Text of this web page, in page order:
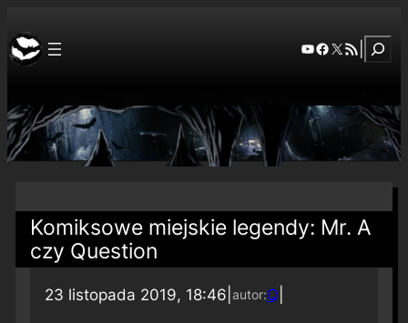
YouTube
Facebook
X RSS Feed
Komiksowe miejskie legendy: Mr. A
czy Question
23 listopada 2019, 18:46 autor:Q